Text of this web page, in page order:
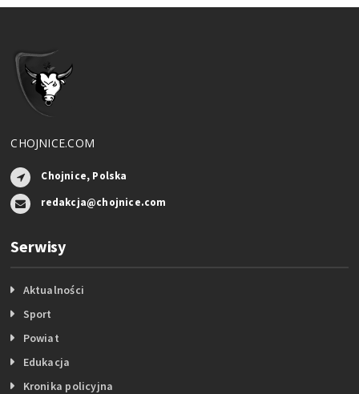
CHOJNICE.COM
Chojnice, Polska
redakcja@chojnice.com
Serwisy
Aktualności
Sport
Powiat
Edukacja
Kronika policyjna